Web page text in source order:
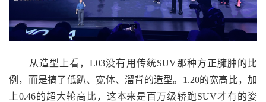
从造型上看，L03没有用传统SUV那种方正臃肿的比
例，而是搞了低趴、宽体、溜背的造型。1.20的宽高比，加
上0.46的超大轮高比，这本来是百万级轿跑SUV才有的姿